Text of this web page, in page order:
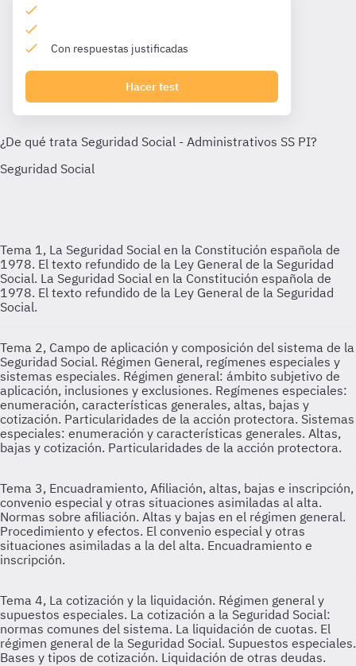
Con respuestas justificadas
Hacer test
Tema 1, La Seguridad Social en la Constitución española de
1978. El texto refundido de la Ley General de la Seguridad
Social. La Seguridad Social en la Constitución española de
1978. El texto refundido de la Ley General de la Seguridad
Social.
Tema 2, Campo de aplicación y composición del sistema de la
Seguridad Social. Régimen General, regímenes especiales y
sistemas especiales. Régimen general: ámbito subjetivo de
aplicación, inclusiones y exclusiones. Regímenes especiales:
enumeración, características generales, altas, bajas y
cotización. Particularidades de la acción protectora. Sistemas
especiales: enumeración y características generales. Altas,
bajas y cotización. Particularidades de la acción protectora.
Tema 3, Encuadramiento, Afiliación, altas, bajas e inscripción,
convenio especial y otras situaciones asimiladas al alta.
Normas sobre afiliación. Altas y bajas en el régimen general.
Procedimiento y efectos. El convenio especial y otras
situaciones asimiladas a la del alta. Encuadramiento e
inscripción.
Tema 4, La cotización y la liquidación. Régimen general y
supuestos especiales. La cotización a la Seguridad Social:
normas comunes del sistema. La liquidación de cuotas. El
régimen general de la Seguridad Social. Supuestos especiales.
Bases y tipos de cotización. Liquidación de otras deudas.